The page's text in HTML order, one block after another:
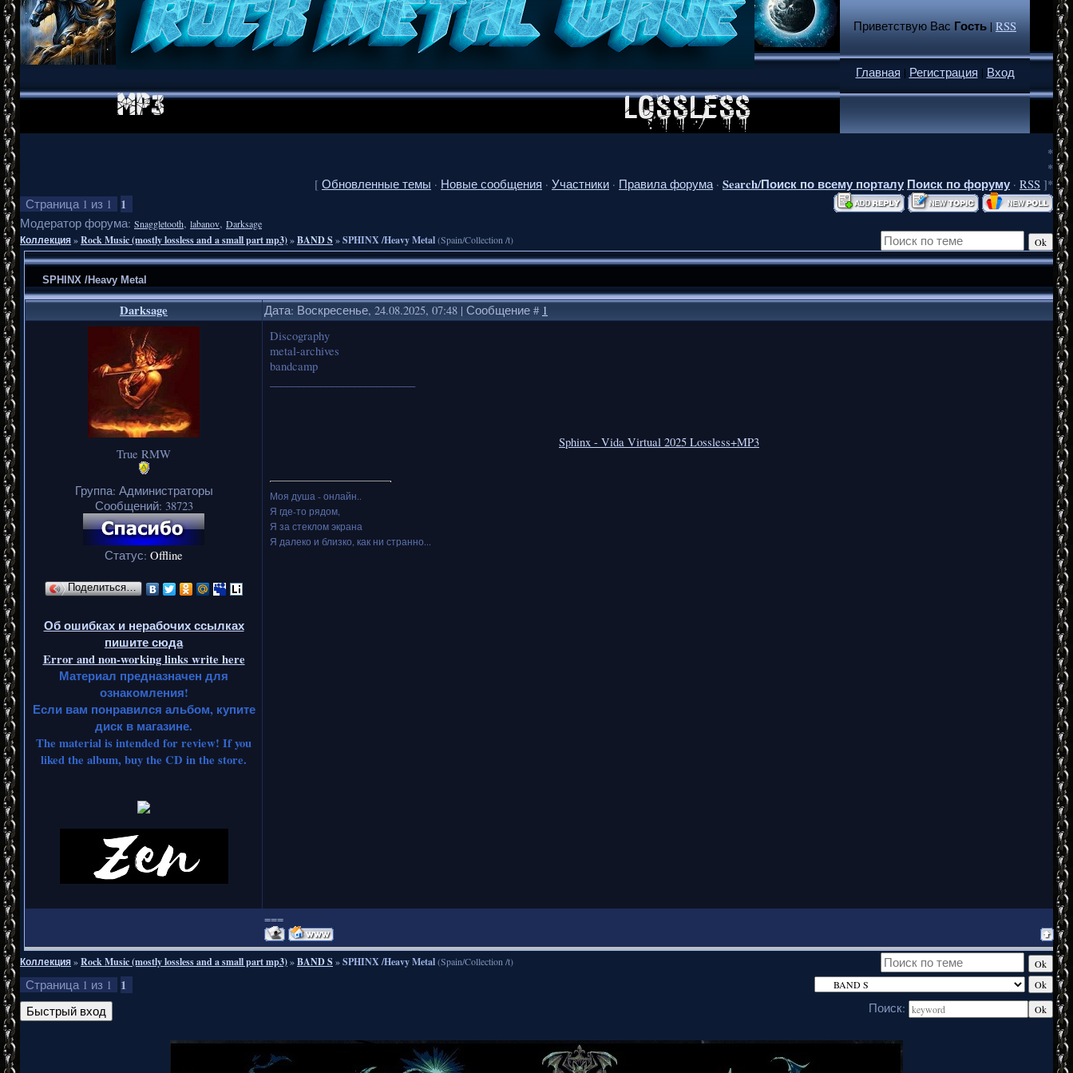
Приветствую Вас Гость|RSS
Главная | Регистрация | Вход
*
*
[ Обновленные темы · Новые сообщения · Участники · Правила форума · Search/Поиск по всему порталу Поиск по форуму · RSS ]*
Страница 1 из 1 1
Модератор форума: Snaggletooth, labanov, Darksage
Коллекция»Rock Music (mostly lossless and a small part mp3)»BAND S »SPHINX /Heavy Metal(Spain/Collection /t)
SPHINX /Heavy Metal
Darksage Дата: Воскресенье, 24.08.2025, 07:48 | Сообщение # 1
True RMW
Группа: Администраторы
Сообщений: 38723
Статус: Offline
Поделиться…
Об ошибках и нерабочих ссылках
пишите сюда
Error and non-working links write here
Материал предназначен для
ознакомления!
Если вам понравился альбом, купите
диск в магазине.
The material is intended for review! If you
liked the album, buy the CD in the store.
Discography
metal-archives
bandcamp
Sphinx - Vida Virtual 2025 Lossless+MP3
Моя душа - онлайн..
Я где-то рядом,
Я за стеклом экрана
Я далеко и близко, как ни странно...
===
Коллекция»Rock Music (mostly lossless and a small part mp3)»BAND S »SPHINX /Heavy Metal(Spain/Collection /t)
Страница 1 из 1 1
Поиск: